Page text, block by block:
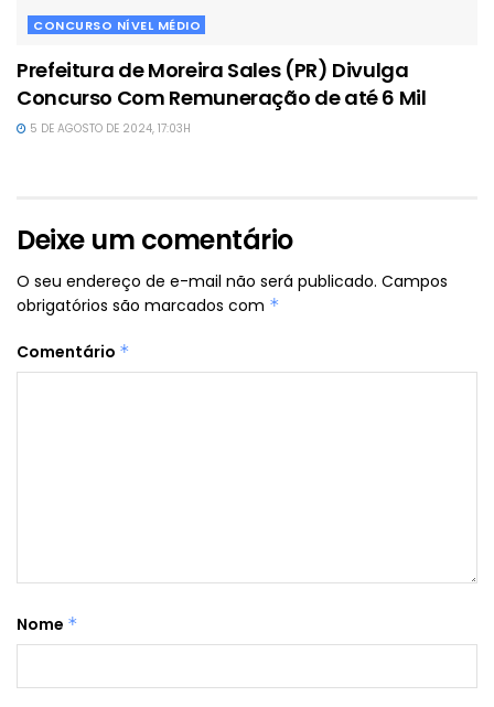
CONCURSO NÍVEL MÉDIO
Prefeitura de Moreira Sales (PR) Divulga
Concurso Com Remuneração de até 6 Mil
5 DE AGOSTO DE 2024, 17:03H
Deixe um comentário
O seu endereço de e-mail não será publicado. Campos
obrigatórios são marcados com *
Comentário *
Nome *